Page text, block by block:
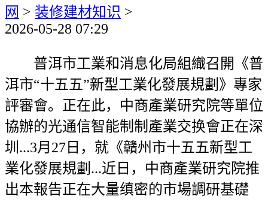
网 > 装修建材知识 >
2026-05-28 07:29
普洱市工業和消息化局組織召開《普
洱市“十五五”新型工業化發展規劃》專家
評審會。正在此，中商產業研究院等單位
協辦的光通信智能制制產業交换會正在深
圳...3月27日，就《贛州市十五五新型工
業化發展規劃...近日，中商產業研究院推
出本報告正在大量缜密的市場調研基礎